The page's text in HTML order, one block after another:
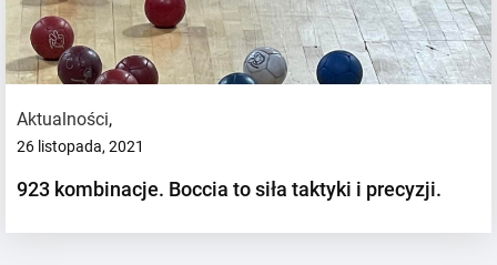
Aktualności,
26 listopada, 2021
923 kombinacje. Boccia to siła taktyki i precyzji.